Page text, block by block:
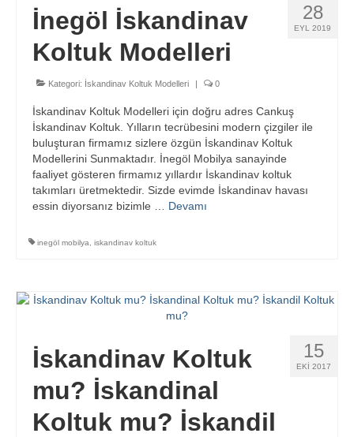
28
EYL 2019
İnegöl İskandinav
Koltuk Modelleri
Kategori: İskandinav Koltuk Modelleri | 0
İskandinav Koltuk Modelleri için doğru adres Cankuş
İskandinav Koltuk. Yılların tecrübesini modern çizgiler ile
buluşturan firmamız sizlere özgün İskandinav Koltuk
Modellerini Sunmaktadır. İnegöl Mobilya sanayinde
faaliyet gösteren firmamız yıllardır İskandinav koltuk
takımları üretmektedir. Sizde evimde İskandinav havası
essin diyorsanız bizimle … Devamı
inegöl mobilya iskandinav koltuk
15
EKI 2017
İskandinav Koltuk
mu? İskandinal
Koltuk mu? İskandil